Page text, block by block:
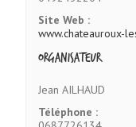
Site Web :
www.chateauroux-
Organisateur
Jean AILHAUD
Téléphone :